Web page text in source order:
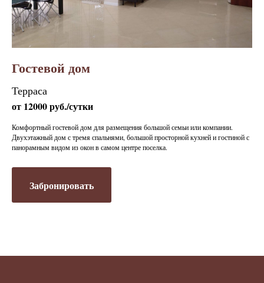
Гостевой дом
Терраса
от 12000 руб./сутки
Комфортный гостевой дом для размещения большой семьи или компании.
Двухэтажный дом с тремя спальнями, большой просторной кухней и гостиной с
панорамным видом из окон в самом центре поселка.
Забронировать